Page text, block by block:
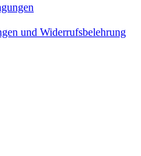
und Widerrufsbelehrung